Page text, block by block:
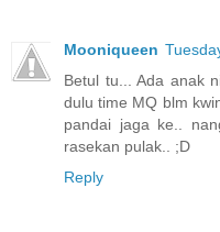
Mooniqueen
Betul tu... Ada anak
dulu time MQ blm
pandai jaga ke..
rasekan pulak.. ;D
Reply